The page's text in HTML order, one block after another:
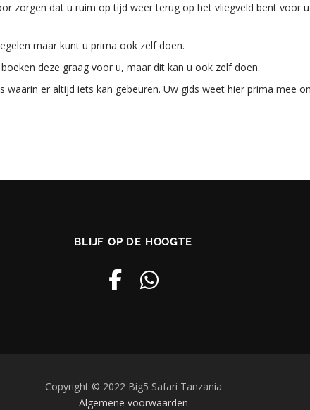
zorgen dat u ruim op tijd weer terug op het vliegveld bent voor
maar kunt u prima ook zelf doen.
deze graag voor u, maar dit kan u ook zelf doen.
waarin er altijd iets kan gebeuren. Uw gids weet hier prima mee
BLIJF OP DE HOOGTE
Copyright © 2022 Big5 Safari Tanzania
Algemene voorwaarden